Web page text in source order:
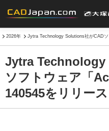
2026年 Jytra Technology Solutions社がCAD
Jytra
ソフトウェア「
140545をリリース